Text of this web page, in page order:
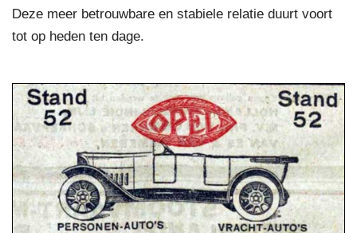
Deze meer betrouwbare en stabiele relatie duurt voort
tot op heden ten dage.